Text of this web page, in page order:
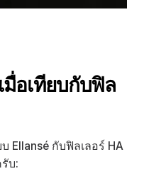
อเทียบกับฟิล
Ellansé กับฟิลเลอร์ HA
บ: